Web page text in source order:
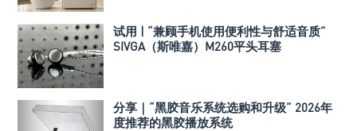
试用 | “兼顾手机使用便利性与舒适音质”
SIVGA（斯唯嘉）M260平头耳塞
分享｜“黑胶音乐系统选购和升级” 2026年
度推荐的黑胶播放系统